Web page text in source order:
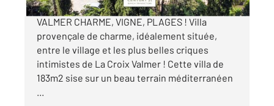
SOUS OFFRE AVEC NOTRE AGENCE ! LA CROIX
VALMER CHARME, VIGNE, PLAGES ! Villa
provençale de charme, idéalement située,
entre le village et les plus belles criques
intimistes de La Croix Valmer ! Cette villa de
183m2 sise sur un beau terrain méditerranéen